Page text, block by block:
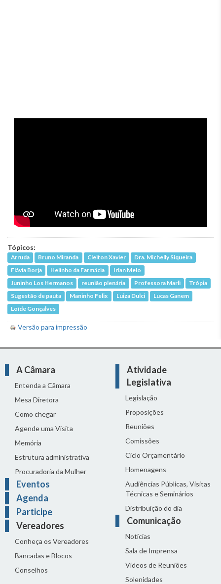
Tópicos:
Arruda Bruno Miranda Cleiton Xavier
Dra. Michelly Siqueira
Flávia Borja
Helinho da Farmácia
Irlan Melo
Juninho Los Hermanos
reunião plenária Professora Marli
Trópia
Sugestão de pauta
Maninho Felix Luiza Dulci
Lucas Ganem
Loíde Gonçalves
Versão para impressão
A Câmara
Entenda a Câmara
Mesa Diretora
Como chegar
Agende uma Visita
Memória
Estrutura administrativa
Procuradoria da Mulher
Eventos
Agenda
Participe
Vereadores
Conheça os Vereadores
Bancadas e Blocos
Conselhos
Atividade
Legislativa
Legislação
Proposições
Reuniões
Comissões
Ciclo Orçamentário
Homenagens
Audiências Públicas, Visitas
Técnicas e Seminários
Distribuição do dia
Comunicação
Notícias
Sala de Imprensa
Vídeos de Reuniões
Solenidades